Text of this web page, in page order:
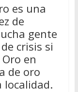
es una
de
gente
crisis si
en
de oro
localidad.